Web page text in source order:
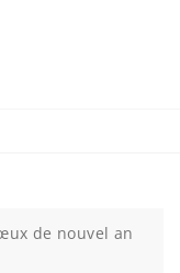
de nouvel an